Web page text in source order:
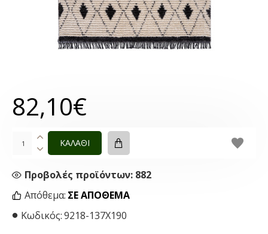
Απόθεμα: ΣΕ ΑΠΌΘΕΜΑ
Κωδικός:9218-137Χ190
Προβολές προϊόντων: 882
82,10€
ΚΑΛΑΘΙ